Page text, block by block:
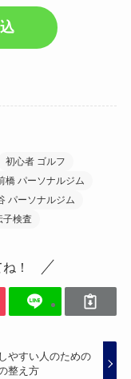
初心者 ゴルフ
橋 パーソナルジム
パーソナルジム
子検査
！
やすい人のための
整え方